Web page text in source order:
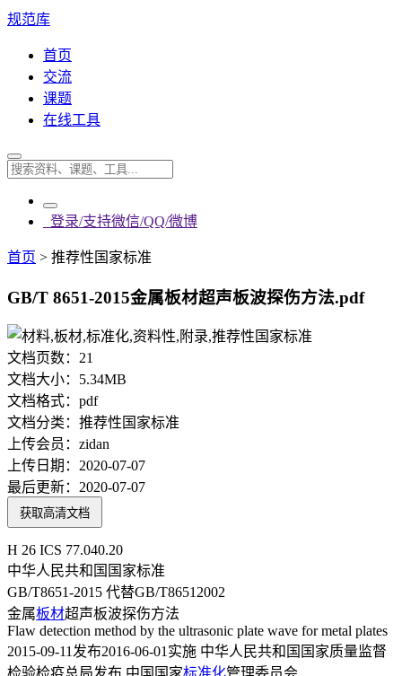
规范库
首页
交流
课题
在线工具
登录/支持微信/QQ/微博
首页 > 推荐性国家标准
GB/T 8651-2015金属板材超声板波探伤方法.pdf
文档页数： 21
文档大小： 5.34MB
文档格式： pdf
文档分类： 推荐性国家标准
上传会员： zidan
上传日期： 2020-07-07
最后更新： 2020-07-07
获取高清文档
H 26 ICS 77.040.20
中华人民共和国国家标准
GB/T8651-2015 代替GB/T86512002
金属板材超声板波探伤方法
Flaw detection method by the ultrasonic plate wave for metal plates
2015-09-11发布2016-06-01实施 中华人民共和国国家质量监督